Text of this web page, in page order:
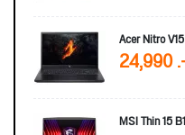
Acer Nitro
24,990
MSI Thin 15